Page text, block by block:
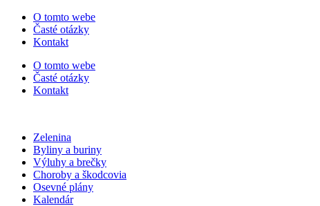
Preskočiť
obsah
O tomto webe
Časté otázky
Kontakt
O tomto webe
Časté otázky
Kontakt
Zelenina
Byliny a buriny
Výluhy a brečky
Choroby a škodcovia
Osevné plány
Kalendár